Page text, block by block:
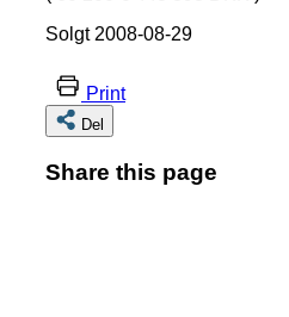
Solgt 2008-08-29
Print
Del
Share this page